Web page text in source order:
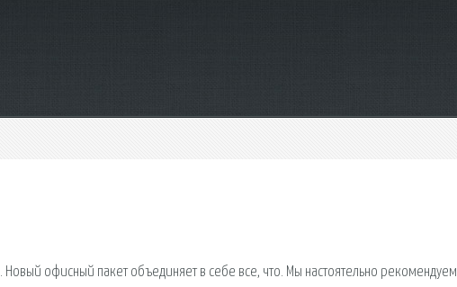
офисный пакет объединяет в себе все, что. Мы настоятельно рекомендуем